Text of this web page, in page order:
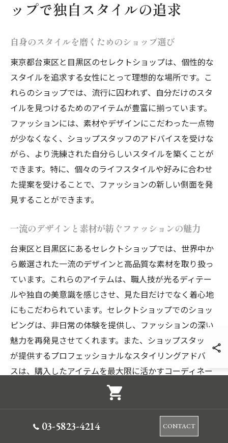
ップで独自スタイルの追求
自身のスタイルを磨くためのショップ選び
東京都台東区と目黒区のセレクトショップは、個性的な
スタイルを追求する女性にとって理想的な場所です。こ
れらのショップでは、流行に囚われず、自分だけのスタ
イルを見つけるためのアイテムが豊富に揃っています。
ファッションには、素材やデザインにこだわった一点物
が少なくなく、ショップスタッフのアドバイスを受けな
がら、より洗練された自分らしいスタイルを築くことが
できます。特に、個々のライフスタイルや好みに合わせ
た提案を受けることで、ファッションの新しい側面を発
見することができます。
一流のデザインと素材が紡ぐファッションの魅力
台東区と目黒区にあるセレクトショップでは、世界中か
ら厳選された一流のデザインと高品質な素材を取り扱っ
ています。これらのアイテムは、職人技が光るディテー
ルや独自の美意識を感じさせ、見た目だけでなく着心地
にもこだわられています。セレクトショップでのショッ
ピングは、非日常の体験を提供し、ファッションの深い
魅力を再発見させてくれます。また、ショップスタッフ
が提供するプロフェッショナルなスタイリングアドバイ
スは、購入したアイテムを最大限に活かすコーディネー
トのヒントとなり、毎日の装いに新たな息吹を吹き込む
独自の視点で選び抜かれたアイテムの数々
03-5823-4214 CONTACT